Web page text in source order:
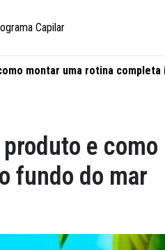
Capilar
montar uma rotina
e
fundo do mar